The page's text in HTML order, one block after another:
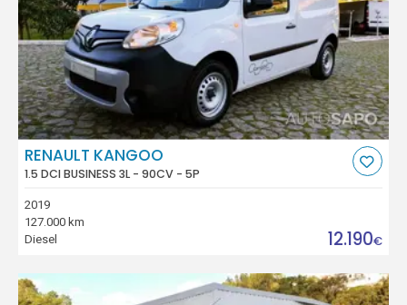
RENAULT KANGOO
1.5 DCI BUSINESS 3L - 90CV - 5P
2019
127.000 km
Diesel
12.190€